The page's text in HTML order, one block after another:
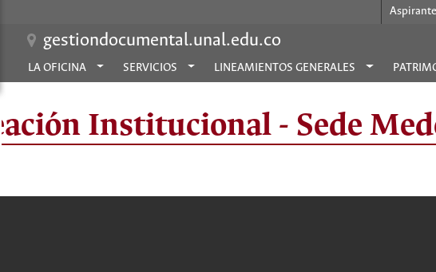
gestiondocumental.unal.edu.co
LA OFICINA SERVICIOS LINEAMIENTOS GENERALES
Institucional - Sede